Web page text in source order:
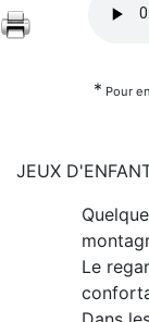
* Pour
JEUX
Le